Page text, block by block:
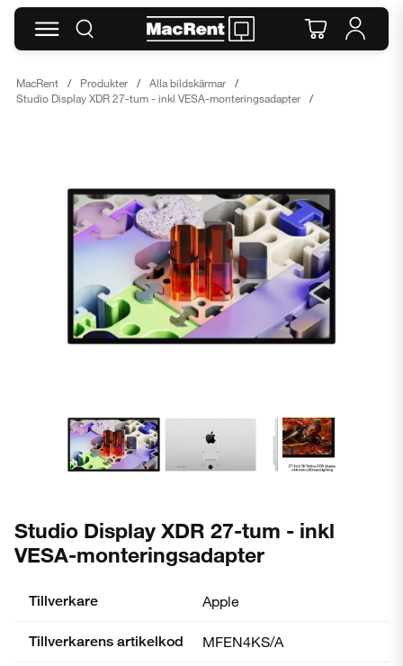
MacRent Produkter
Alla bildskärmar
Studio Display XDR 27-tum - inkl VESA-monteringsadapter
Studio Display XDR 27-tum - inkl
VESA-monteringsadapter
Tillverkare Apple
Tillverkarens artikelkod MFEN4KS/A